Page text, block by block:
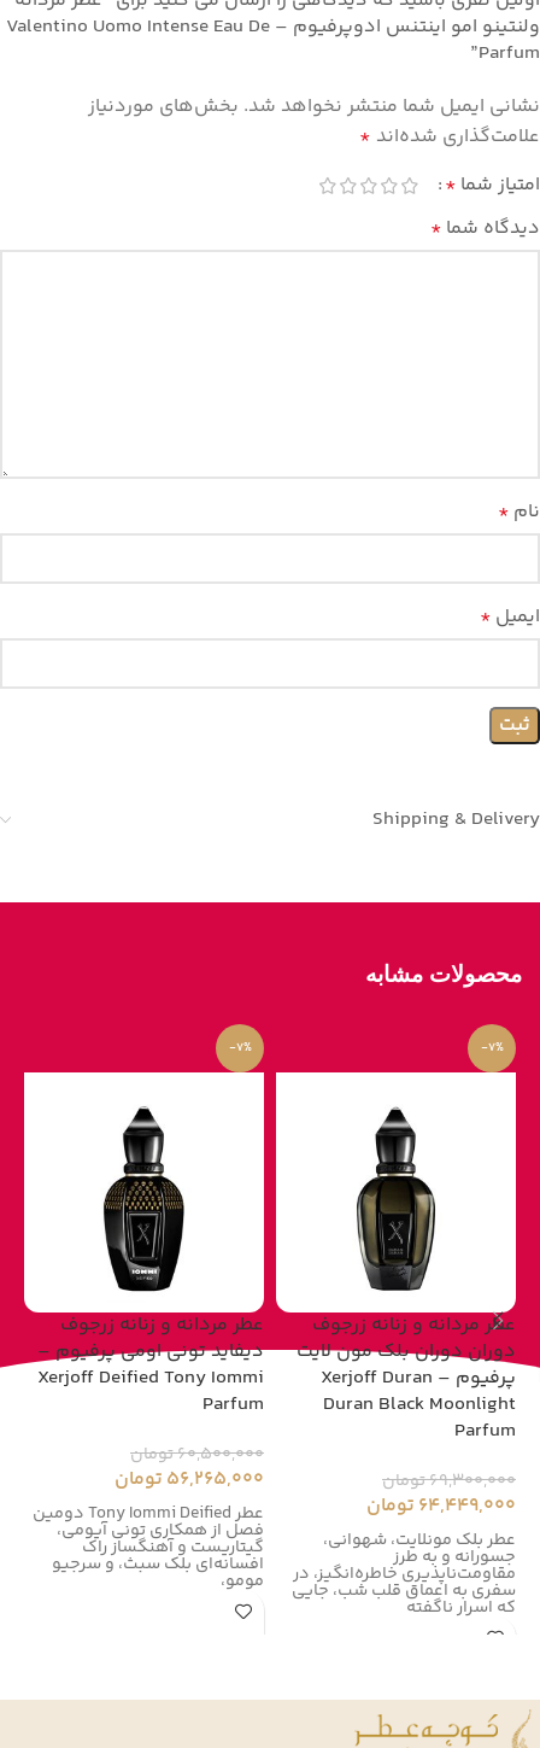
ولنتینو امو اینتنس ادوپرفیوم – Valentino Uomo Intense Eau De
Parfum”
نشانی ایمیل شما منتشر نخواهد شد. بخش‌های موردنیاز
علامت‌گذاری شده‌اند *
امتیاز شما *
دیدگاه شما *
نام *
ایمیل *
Shipping & Delivery
محصولات مشابه
-7%
عطر مردانه و زنانه زرجوف
دوران دوران بلک مون لایت
پرفیوم – Xerjoff Duran
Duran Black Moonlight
Parfum
69,300,000تومان
64,449,000 تومان
عطر بلک مونلایت، شهوانی،
جسورانه و به طرز
مقاومت‌ناپذیری خاطره‌انگیز، در
سفری به اعماق قلب شب، جایی
که اسرار ناگفته
-7%
عطر مردانه و زنانه زرجوف
دیفاید تونی اومی پرفیوم –
Xerjoff Deified Tony Iommi
Parfum
60,500,000تومان
56,265,000 تومان
عطر Tony Iommi Deified دومین
فصل از همکاری تونی آیومی،
گیتاریست و آهنگساز راک
افسانه‌ای بلک سبث، و سرجیو
مومو،